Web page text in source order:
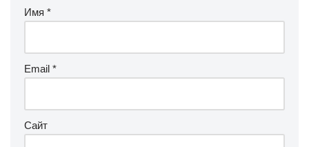
Имя *
Email *
Сайт